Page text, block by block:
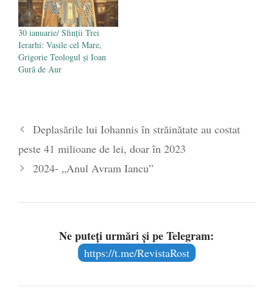
30 ianuarie/ Sfinţii Trei
Ierarhi: Vasile cel Mare,
Grigorie Teologul şi Ioan
Gură de Aur
Deplasările lui Iohannis în străinătate au costat
peste 41 milioane de lei, doar în 2023
2024- „Anul Avram Iancu”
Ne puteți urmări și pe Telegram:
https://t.me/RevistaRost